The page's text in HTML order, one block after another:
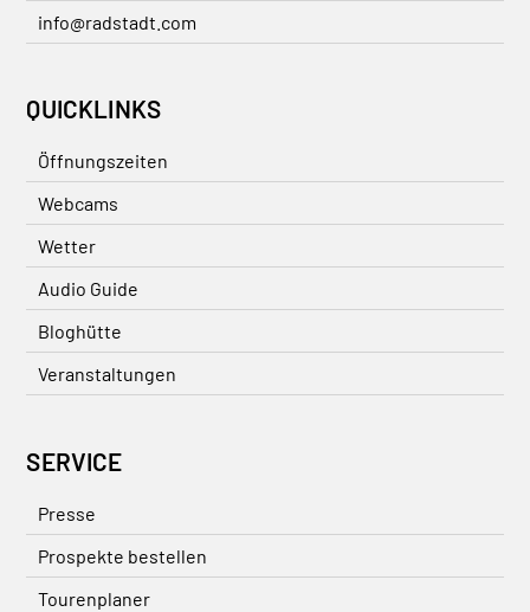
info@radstadt.com
QUICKLINKS
Öffnungszeiten
Webcams
Wetter
Audio Guide
Bloghütte
Veranstaltungen
SERVICE
Presse
Prospekte bestellen
Tourenplaner